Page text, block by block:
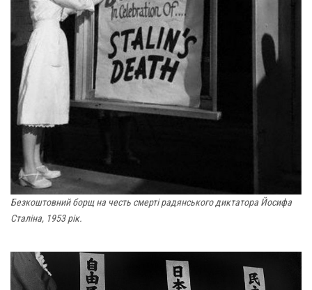
Безкоштовний борщ на честь смерті радянського диктатора Йосифа
Сталіна, 1953 рік.